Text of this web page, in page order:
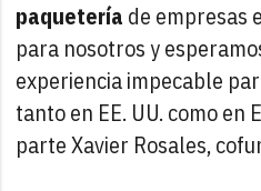
paquetería de empresas
para nosotros y
experiencia impecable
tanto en EE. UU. como en
parte Xavier Rosales,